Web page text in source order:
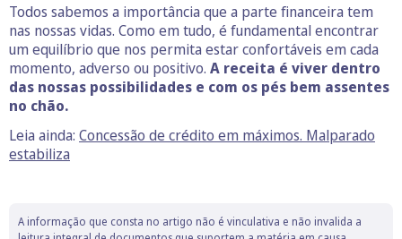
Todos sabemos a importância que a parte financeira tem
nas nossas vidas. Como em tudo, é fundamental encontrar
um equilíbrio que nos permita estar confortáveis em cada
momento, adverso ou positivo. A receita é viver dentro
das nossas possibilidades e com os pés bem assentes
no chão.
Leia ainda: Concessão de crédito em máximos. Malparado
estabiliza
A informação que consta no artigo não é vinculativa e não invalida a